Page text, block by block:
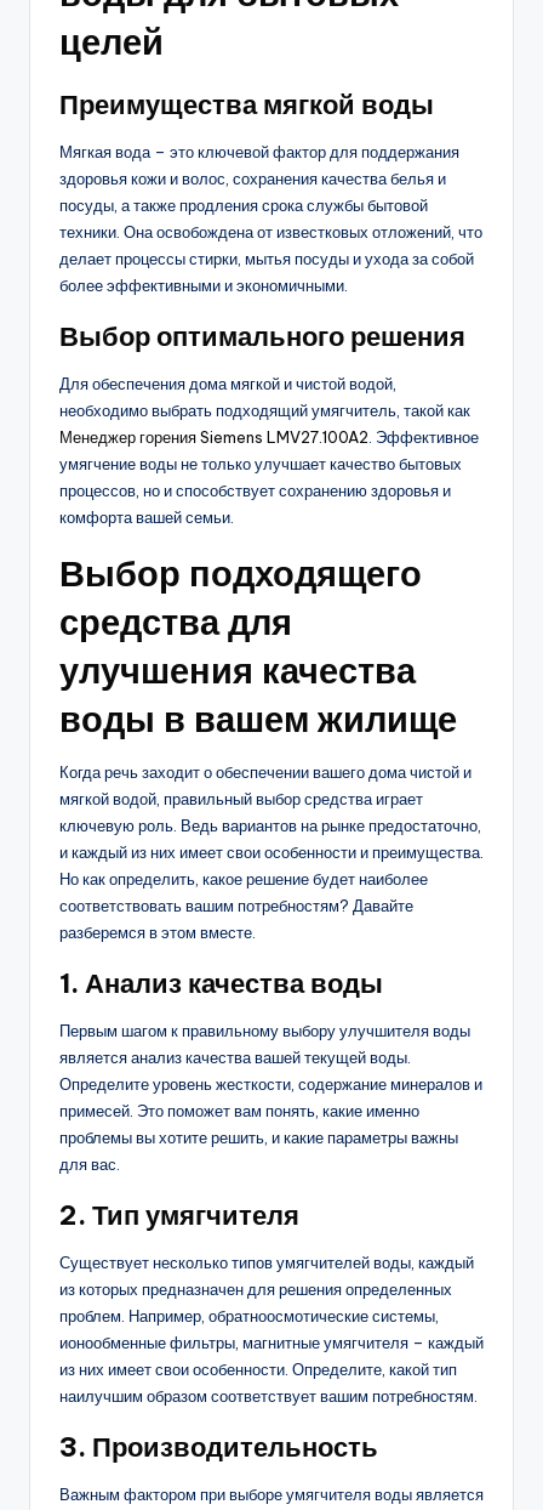
целей
Преимущества мягкой воды
Мягкая вода – это ключевой фактор для поддержания
здоровья кожи и волос, сохранения качества белья и
посуды, а также продления срока службы бытовой
техники. Она освобождена от известковых отложений, что
делает процессы стирки, мытья посуды и ухода за собой
более эффективными и экономичными.
Выбор оптимального решения
Для обеспечения дома мягкой и чистой водой,
необходимо выбрать подходящий умягчитель, такой как
Менеджер горения Siemens LMV27.100A2 . Эффективное
умягчение воды не только улучшает качество бытовых
процессов, но и способствует сохранению здоровья и
комфорта вашей семьи.
Выбор подходящего
средства для
улучшения качества
воды в вашем жилище
Когда речь заходит о обеспечении вашего дома чистой и
мягкой водой, правильный выбор средства играет
ключевую роль. Ведь вариантов на рынке предостаточно,
и каждый из них имеет свои особенности и преимущества.
Но как определить, какое решение будет наиболее
соответствовать вашим потребностям? Давайте
разберемся в этом вместе.
1. Анализ качества воды
Первым шагом к правильному выбору улучшителя воды
является анализ качества вашей текущей воды.
Определите уровень жесткости, содержание минералов и
примесей. Это поможет вам понять, какие именно
проблемы вы хотите решить, и какие параметры важны
для вас.
2. Тип умягчителя
Существует несколько типов умягчителей воды, каждый
из которых предназначен для решения определенных
проблем. Например, обратноосмотические системы,
ионообменные фильтры, магнитные умягчителя – каждый
из них имеет свои особенности. Определите, какой тип
наилучшим образом соответствует вашим потребностям.
3. Производительность
Важным фактором при выборе умягчителя воды является